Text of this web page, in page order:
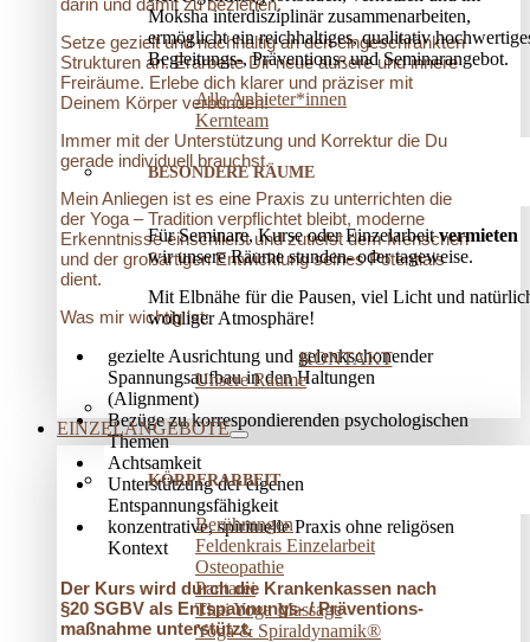
Moksha interdisziplinär zusammenarbeiten,
ermöglicht ein reichhaltiges, qualitativ
Begleitungs-, Präventions­- und Seminarangebot.
Alle Anbieter*innen
Kernteam
BESONDERE RÄUME
Für Seminare, Kurse oder Einzelarbeitvermieten
wir unsere Räume stunden- oder tageweise.
Mit Elbnähe für die Pausen, viel Licht und
wohliger Atmosphäre!
KONTAKT
Unsere Räume
EINZELANGEBOTE
KÖRPERARBEIT
Berührungen
Feldenkrais Einzelarbeit
Osteopathie
Pantarei
Thai Yoga Massage
Yoga & Spiraldynamik®
darin und damit zu beziehen.
Setze gezielt und nachhaltig an den eingeschränkten
Strukturen an. Erarbeite Dir neue äußere und innere
Freiräume. Erlebe dich klarer und präziser mit
Deinem Körper verbunden!
Immer mit der Unterstützung und Korrektur die Du
gerade individuell brauchst.
Mein Anliegen ist es eine Praxis zu unterrichten die
der Yoga – Tradition verpflichtet bleibt, moderne
Erkenntnisse einschließt und zutiefst dem Menschen
und der großartigen Entwicklung seines Potentials
dient.
Was mir wichtig ist:
gezielte Ausrichtung und gelenkschonender
Spannungsaufbau in den Haltungen
(Alignment)
Bezüge zu korrespondierenden psychologischen
Themen
Achtsamkeit
Unterstützung der eigenen
Entspannungsfähigkeit
konzentrative, spirituelle Praxis ohne religösen
Kontext
Der Kurs wird durch die Krankenkassen nach
§20 SGBV als Entspannungs- / Präventions­
maßnahme unterstützt.